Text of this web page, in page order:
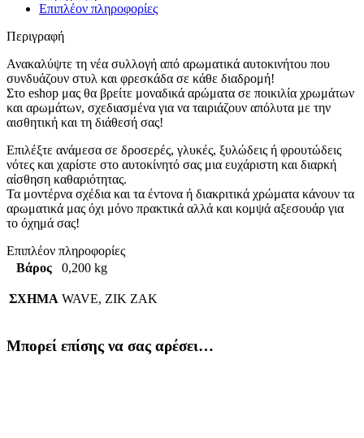
Επιπλέον πληροφορίες
Περιγραφή
Ανακαλύψτε τη νέα συλλογή από αρωματικά αυτοκινήτου που
συνδυάζουν στυλ και φρεσκάδα σε κάθε διαδρομή!
Στο eshop μας θα βρείτε μοναδικά αρώματα σε ποικιλία χρωμάτων
και αρωμάτων, σχεδιασμένα για να ταιριάζουν απόλυτα με την
αισθητική και τη διάθεσή σας!
Επιλέξτε ανάμεσα σε δροσερές, γλυκές, ξυλώδεις ή φρουτώδεις
νότες και χαρίστε στο αυτοκίνητό σας μια ευχάριστη και διαρκή
αίσθηση καθαριότητας.
Τα μοντέρνα σχέδια και τα έντονα ή διακριτικά χρώματα κάνουν τα
αρωματικά μας όχι μόνο πρακτικά αλλά και κομψά αξεσουάρ για
το όχημά σας!
Επιπλέον πληροφορίες
Βάρος
0,200 kg
ΣΧΗΜΑ WAVE, ZIK ZAK
Μπορεί επίσης να σας αρέσει…